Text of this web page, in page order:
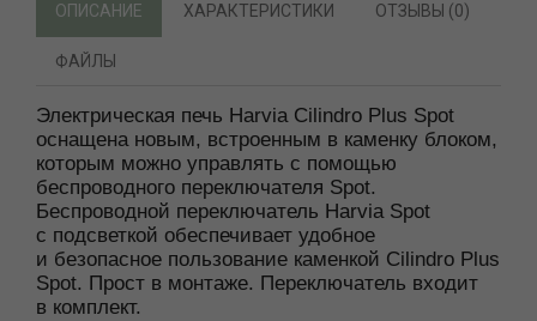
ОПИСАНИЕ ХАРАКТЕРИСТИКИ ОТЗЫВЫ (0)
ФАЙЛЫ
Электрическая печь Harvia Cilindro Plus Spot
оснащена новым, встроенным в каменку блоком,
которым можно управлять с помощью
беспроводного переключателя Spot.
Беспроводной переключатель Harvia Spot
с подсветкой обеспечивает удобное
и безопасное пользование каменкой Cilindro Plus
Spot. Прост в монтаже. Переключатель входит
в комплект.